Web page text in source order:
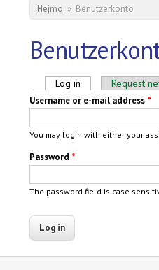
You are here
Hejmo » Benutzerkonto
Primary tabs
Log in (active tab)Request
Username or e-mail address *
You may login with either your
Password *
The password field is case